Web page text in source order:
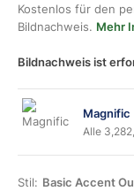
Kostenlos für den
Bildnachweis. Mehr
Bildnachweis ist
Magnific
Alle
Stil: Basic Accent